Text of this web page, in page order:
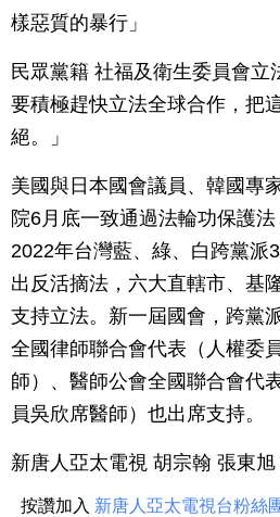
樣惡質的暴行」
民眾黨籍 社福及衛生委員會立
要積極趕快立法全球合作，把
絕。」
美國與日本國會議員、韓國專
院6月底一致通過法輪功保護法
2022年台灣藍、綠、白跨黨派
出反活摘法，六大直轄市、基
支持立法。新一屆國會，跨黨
全國律師聯合會代表（人權委
師）、醫師公會全國聯合會代
員吳欣席醫師）也出席支持。
新唐人亞太電視 胡宗翰 張東
按讚加入 新唐人亞太電視台粉絲